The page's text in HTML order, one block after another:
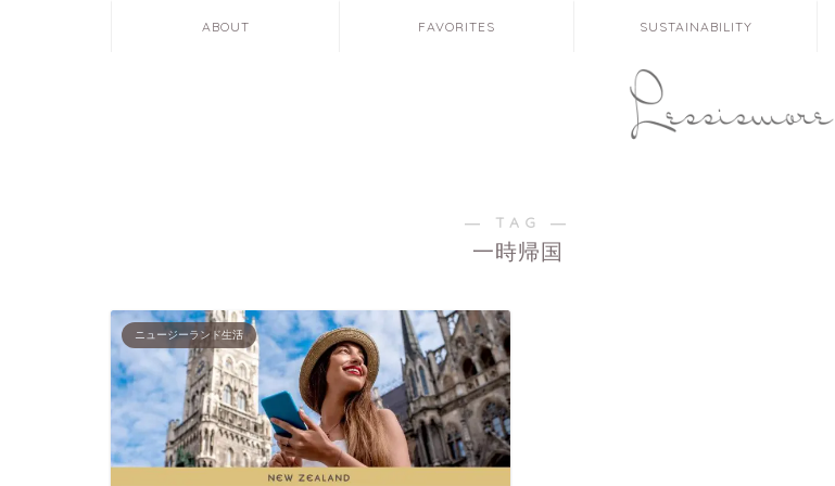
ABOUT FAVORITES SUSTAINABILITY
― TAG ―
一時帰国
ニュージーランド生活